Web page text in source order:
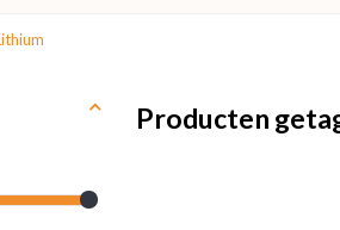
Producten